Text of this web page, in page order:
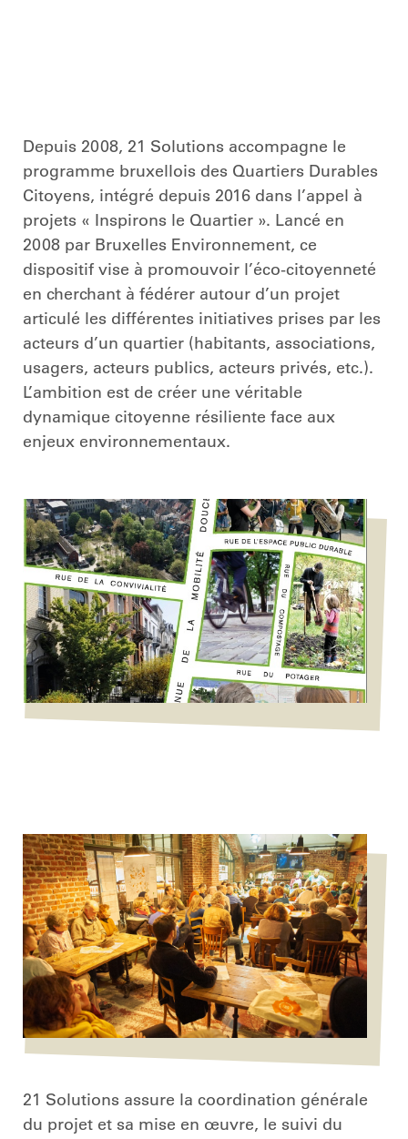
Depuis 2008, 21 Solutions accompagne le
programme bruxellois des Quartiers Durables
Citoyens, intégré depuis 2016 dans l’appel à
projets « Inspirons le Quartier ». Lancé en
2008 par Bruxelles Environnement, ce
dispositif vise à promouvoir l’éco-citoyenneté
en cherchant à fédérer autour d’un projet
articulé les différentes initiatives prises par les
acteurs d’un quartier (habitants, associations,
usagers, acteurs publics, acteurs privés, etc.).
L’ambition est de créer une véritable
dynamique citoyenne résiliente face aux
enjeux environnementaux.
21 Solutions assure la coordination générale
du projet et sa mise en œuvre, le suivi du